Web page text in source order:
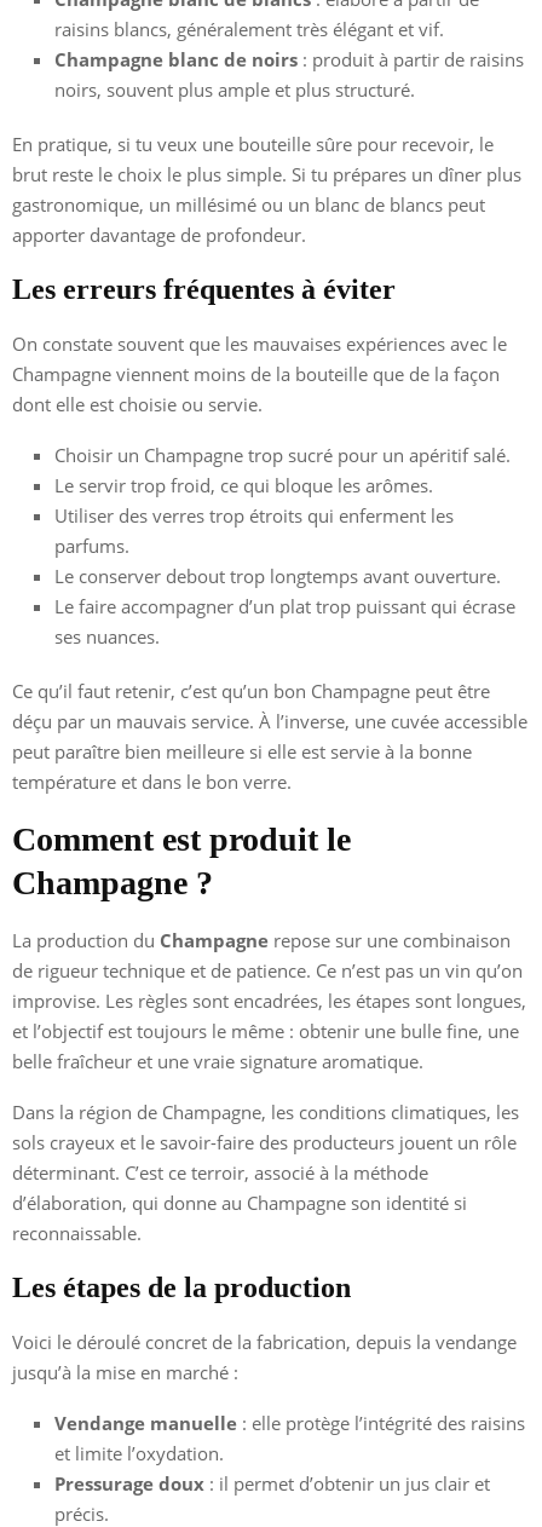
raisins blancs, généralement très élégant et vif.
Champagne blanc de noirs : produit à partir de raisins
noirs, souvent plus ample et plus structuré.
En pratique, si tu veux une bouteille sûre pour recevoir, le
brut reste le choix le plus simple. Si tu prépares un dîner plus
gastronomique, un millésimé ou un blanc de blancs peut
apporter davantage de profondeur.
Les erreurs fréquentes à éviter
On constate souvent que les mauvaises expériences avec le
Champagne viennent moins de la bouteille que de la façon
dont elle est choisie ou servie.
Choisir un Champagne trop sucré pour un apéritif salé.
Le servir trop froid, ce qui bloque les arômes.
Utiliser des verres trop étroits qui enferment les
parfums.
Le conserver debout trop longtemps avant ouverture.
Le faire accompagner d’un plat trop puissant qui écrase
ses nuances.
Ce qu’il faut retenir, c’est qu’un bon Champagne peut être
déçu par un mauvais service. À l’inverse, une cuvée accessible
peut paraître bien meilleure si elle est servie à la bonne
température et dans le bon verre.
Comment est produit le
Champagne ?
La production du Champagne repose sur une combinaison
de rigueur technique et de patience. Ce n’est pas un vin qu’on
improvise. Les règles sont encadrées, les étapes sont longues,
et l’objectif est toujours le même : obtenir une bulle fine, une
belle fraîcheur et une vraie signature aromatique.
Dans la région de Champagne, les conditions climatiques, les
sols crayeux et le savoir-faire des producteurs jouent un rôle
déterminant. C’est ce terroir, associé à la méthode
d’élaboration, qui donne au Champagne son identité si
reconnaissable.
Les étapes de la production
Voici le déroulé concret de la fabrication, depuis la vendange
jusqu’à la mise en marché :
Vendange manuelle : elle protège l’intégrité des raisins
et limite l’oxydation.
Pressurage doux : il permet d’obtenir un jus clair et
précis.